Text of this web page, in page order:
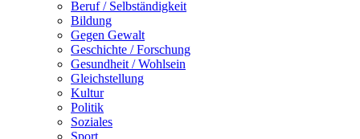
Beruf / Selbständigkeit
Bildung
Gegen Gewalt
Geschichte / Forschung
Gesundheit / Wohlsein
Gleichstellung
Kultur
Politik
Soziales
Sport